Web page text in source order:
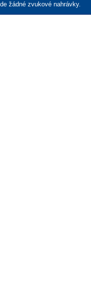
žádné zvukové nahrávky.